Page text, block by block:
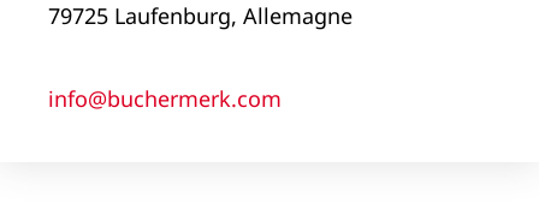
79725 Laufenburg, Allemagne
info@buchermerk.com